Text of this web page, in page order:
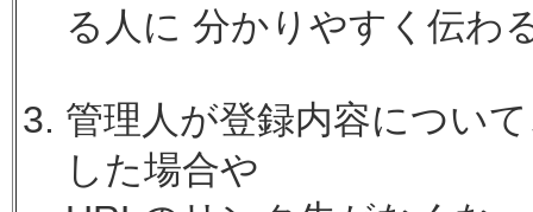
る人に 分かりやすく伝わ
管理人が登録内容につい
した場合や